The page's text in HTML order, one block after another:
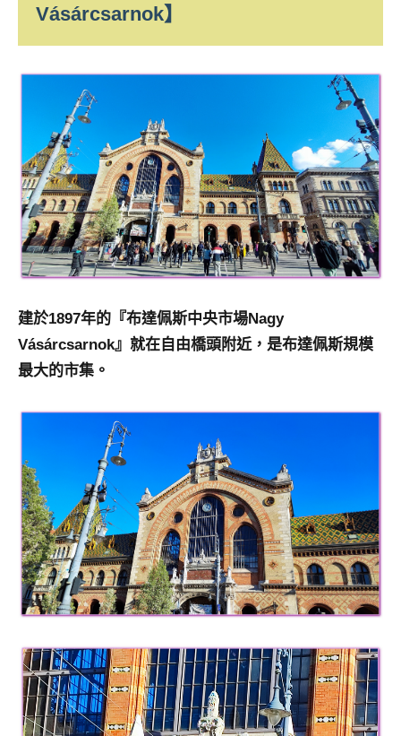
Vásárcsarnok】
建於1897年的『布達佩斯中央市場Nagy
Vásárcsarnok』就在自由橋頭附近，是布達佩斯規模
最大的市集。